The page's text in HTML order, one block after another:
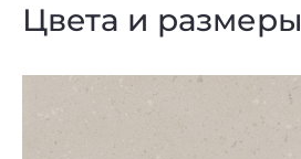
Цвета и размеры